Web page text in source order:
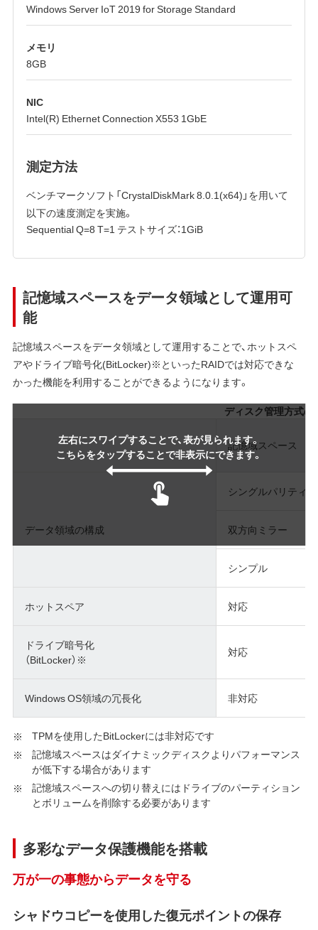
Windows Server IoT 2019 for Storage Standard
メモリ
8GB
NIC
Intel(R) Ethernet Connection X553 1GbE
測定方法
ベンチマークソフト「CrystalDiskMark 8.0.1(x64)」を用いて
以下の速度測定を実施。
Sequential Q=8 T=1 テストサイズ：1GiB
記憶域スペースをデータ領域として運用可
能
記憶域スペースをデータ領域として運用することで、ホットスペ
アやドライブ暗号化(BitLocker)※といったRAIDでは対応できな
かった機能を利用することができるようになります。
左右にスワイプすることで、表が見られます。
こちらをタップすることで非表示にできます。
ディスク管理方式の
記憶域スペース
データ領域の構成
シングルパリティ
双方向ミラー
シンプル
ホットスペア 対応
ドライブ暗号化
（BitLocker）※
対応
Windows OS領域の冗長化 非対応
TPMを使用したBitLockerには非対応です
記憶域スペースはダイナミックディスクよりパフォーマンス
が低下する場合があります
記憶域スペースへの切り替えにはドライブのパーティション
とボリュームを削除する必要があります
多彩なデータ保護機能を搭載
万が一の事態からデータを守る
シャドウコピーを使用した復元ポイントの保存